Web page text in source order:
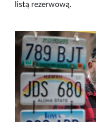
listą rezerwową.